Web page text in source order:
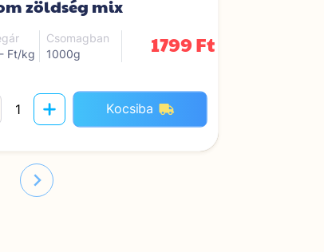
zöldség mix
Ft/kg
Csomagban
1000g
1799 Ft
Kocsiba